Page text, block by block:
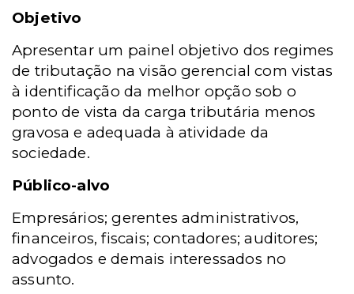
Objetivo
Apresentar um painel objetivo dos regimes
de tributação na visão gerencial com vistas
à identificação da melhor opção sob o
ponto de vista da carga tributária menos
gravosa e adequada à atividade da
sociedade.
Público-alvo
Empresários; gerentes administrativos,
financeiros, fiscais; contadores; auditores;
advogados e demais interessados no
assunto.